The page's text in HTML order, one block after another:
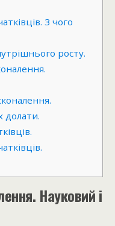
З чого
росту.
долати.
Науковий і